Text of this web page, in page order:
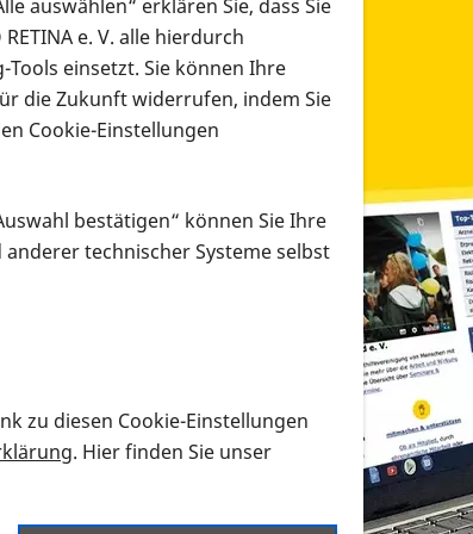
in verschiedenen
wie Sie nach Infonmaterial suchen und dieses
auswählen“ erklären Sie, dass Sie
e. V. alle hierdurch
einsetzt. Sie können Ihre
die Zukunft widerrufen, indem Sie
Cookie-Einstellungen
bestätigen“ können Sie Ihre
technischer Systeme selbst
zu diesen Cookie-Einstellungen
. Hier finden Sie unser